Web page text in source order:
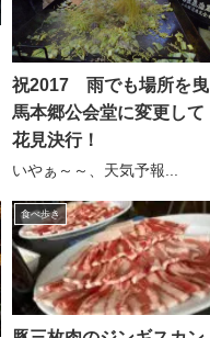
祝2017 雨でも場所を曳
馬本郷公会堂に変更して
花見決行！
いやぁ～～、天気予報...
食べ歩き